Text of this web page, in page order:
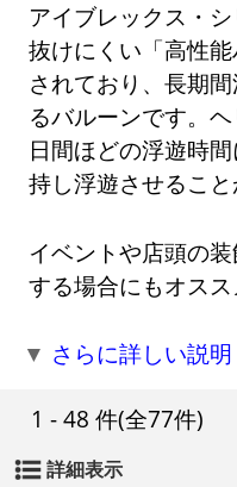
アイブレックス・
抜けにくい「高性
されており、長期
るバルーンです。
日間ほどの浮遊時
持し浮遊させること
イベントや店頭の
する場合にもオスス
▼ さらに詳しい説明
1 - 48 件(全77件)
詳細表示